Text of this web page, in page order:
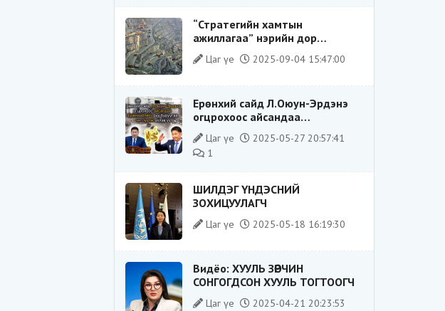
“Стратегийн хамтын
ажиллагаа” нэрийн дор
“Чимээгүй хөрөнгө хуримтлал”
Цаг үе 2025-09-04 15:47:00
Ерөнхий сайд Л.Оюун-Эрдэнэ
огцрохоос айсандаа
Ерөнхийлөгч рүү буруугаа
чиглүүлж эхлэв үү
Цаг үе
2025-05-27 20:57:41
1
ШИЛДЭГ ҮНДЭСНИЙ
ЗОХИЦУУЛАГЧ
Цаг үе 2025-05-18 16:19:30
Видёо: ХУУЛЬ ЗӨРЧИН
СОНГОГДСОН ХУУЛЬ ТОГТООГЧ
Цаг үе
2025-04-21 20:23:53